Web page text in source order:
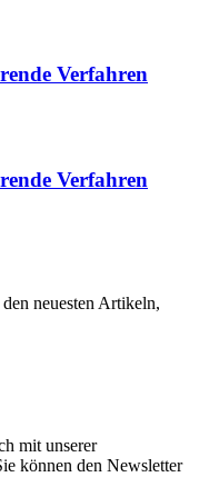
Verfahren
Verfahren
neuesten Artikeln,
mit unserer
können den Newsletter